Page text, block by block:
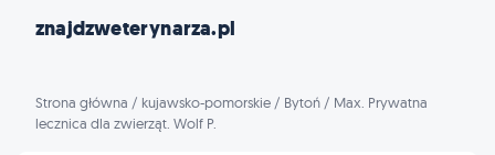
znajdzweterynarza.pl
Strona główna / kujawsko-pomorskie / Bytoń / Max. Prywatna
lecznica dla zwierząt. Wolf P.